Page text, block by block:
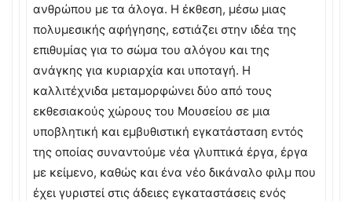
ανθρώπου με τα άλογα. Η έκθεση, μέσω μιας
πολυμεσικής αφήγησης, εστιάζει στην ιδέα της
επιθυμίας για το σώμα του αλόγου και της
ανάγκης για κυριαρχία και υποταγή. H
καλλιτέχνιδα μεταμορφώνει δύο από τους
εκθεσιακούς χώρους του Μουσείου σε μια
υποβλητική και εμβυθιστική εγκατάσταση εντός
της οποίας συναντούμε νέα γλυπτικά έργα, έργα
με κείμενο, καθώς και ένα νέο δικάναλο φιλμ που
έχει γυριστεί στις άδειες εγκαταστάσεις ενός